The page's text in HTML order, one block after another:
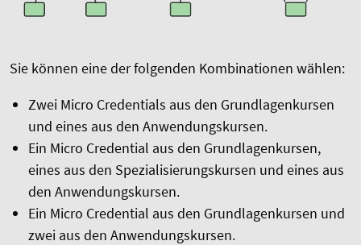
Sie können eine der folgenden Kombinationen wählen:
Zwei Micro Credentials aus den Grundlagenkursen
und eines aus den Anwendungskursen.
Ein Micro Credential aus den Grundlagenkursen,
eines aus den Spezialisierungskursen und eines aus
den Anwendungskursen.
Ein Micro Credential aus den Grundlagenkursen und
zwei aus den Anwendungskursen.